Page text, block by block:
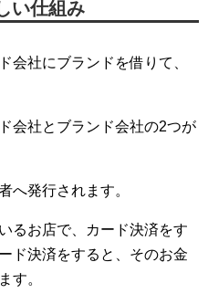
い仕組み
会社にブランドを借りて、
会社とブランド会社の2つが
へ発行されます。
るお店で、カード決済をす
ド決済をすると、そのお金
す。